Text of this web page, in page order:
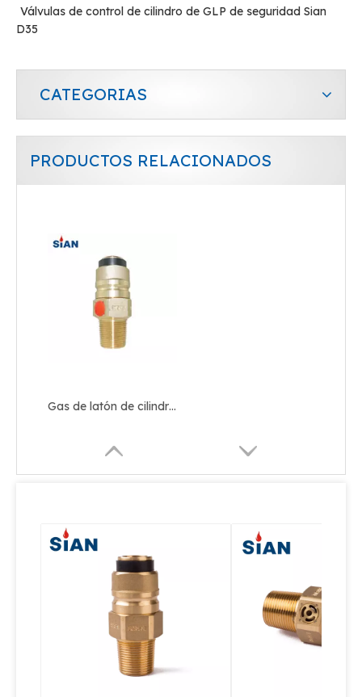
Válvulas de control de cilindro de GLP de seguridad Sian
D35
CATEGORIAS
PRODUCTOS RELACIONADOS